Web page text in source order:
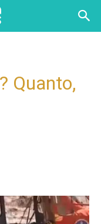
Quanto,